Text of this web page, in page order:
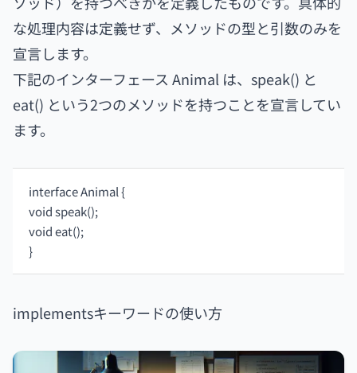
な処理内容は定義せず、メソッドの型と引数のみを
宣言します。
下記のインターフェース Animal は、speak() と
eat() という2つのメソッドを持つことを宣言してい
ます。
interface Animal {
void speak();
void eat();
}
implementsキーワードの使い方